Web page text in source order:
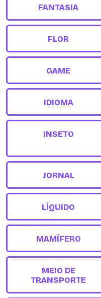
FANTASIA
FLOR
GAME
IDIOMA
INSETO
JORNAL
LÍQUIDO
MAMÍFERO
MEIO DE
TRANSPORTE